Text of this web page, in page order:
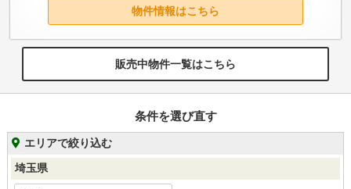
物件情報はこちら
販売中物件一覧はこちら
条件を選び直す
エリアで絞り込む
埼玉県